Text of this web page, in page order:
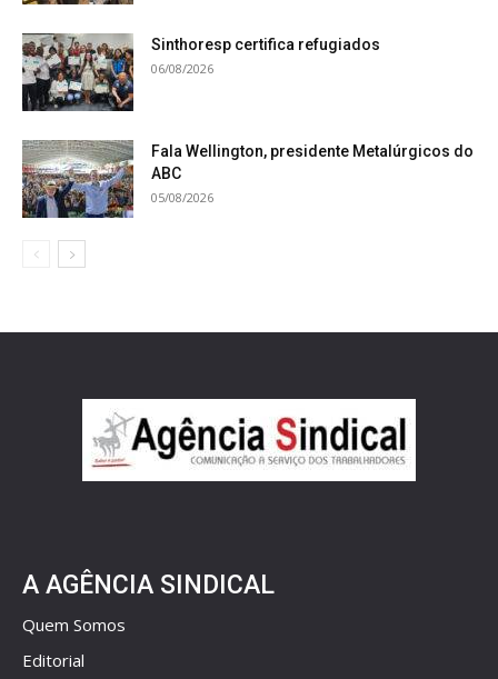
Sinthoresp certifica refugiados
06/08/2026
Fala Wellington, presidente Metalúrgicos do
ABC
05/08/2026
A AGÊNCIA SINDICAL
Quem Somos
Editorial